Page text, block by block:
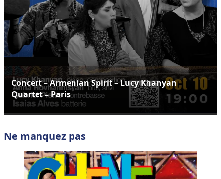
Concert – Armenian Spirit – Lucy Khanyan
Quartet – Paris
Ne manquez pas